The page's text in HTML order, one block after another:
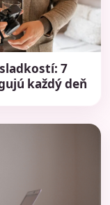
7
každý deň